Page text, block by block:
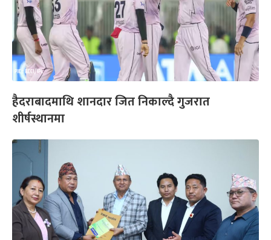
हैदराबादमाथि शानदार जित निकाल्दै गुजरात
शीर्षस्थानमा